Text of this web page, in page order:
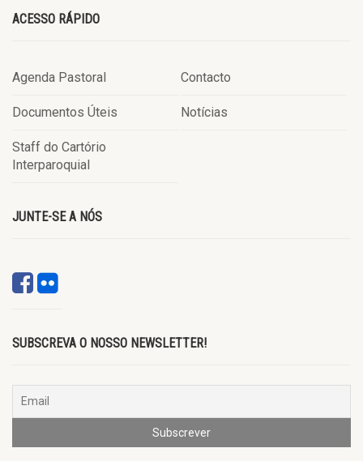
ACESSO RÁPIDO
Agenda Pastoral Contacto
Documentos Úteis Notícias
Staff do Cartório
Interparoquial
JUNTE-SE A NÓS
SUBSCREVA O NOSSO NEWSLETTER!